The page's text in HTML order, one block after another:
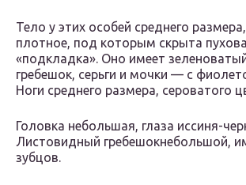
Тело у этих особей среднего
плотное, под которым скрыта
«подкладка». Оно имеет
гребешок, серьги и мочки — с
Ноги среднего размера, сероватого
Головка небольшая, глаза иссиня-
Листовидный гребешокнебольшой,
зубцов.